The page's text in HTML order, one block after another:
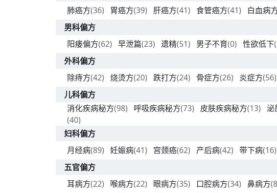
肺癌方(36) 胃癌方(39) 肝癌方(41) 食管癌方(41) 白血病
男科偏方
阳痿偏方(62) 早泄篇(23) 遗精(51) 男子不育(0) 性欲低下
外科偏方
除痔方(42) 烧烫方(20) 跌打方(24) 骨症方(26) 炎症方(56)
儿科偏方
消化疾病秘方(98) 呼吸疾病秘方(73) 皮肤疾病秘方(13) 泌
(40)
妇科偏方
月经病(89) 妊娠病(41) 宫颈癌(62) 产后病(42) 带下病(16)
五官偏方
耳病方(22) 喉病方(22) 眼病方(35) 口腔病方(34) 鼻病方